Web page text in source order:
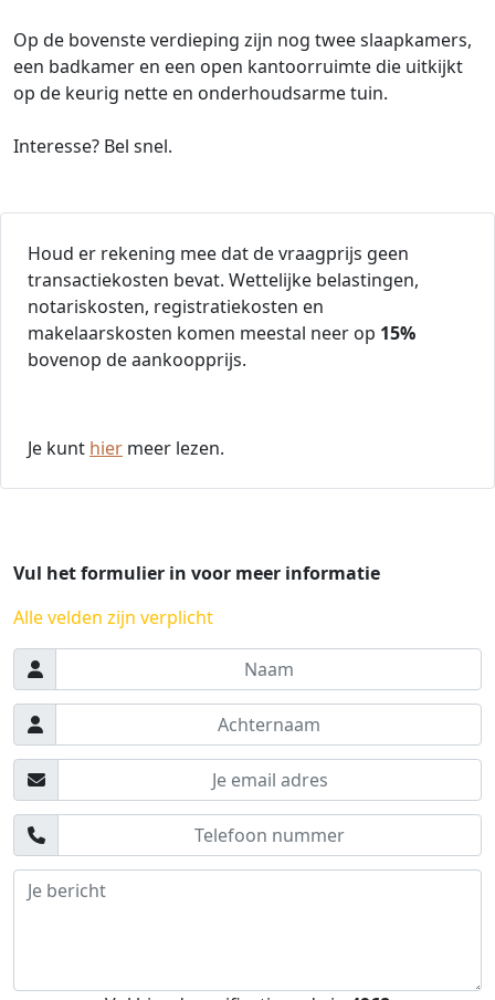
Op de bovenste verdieping zijn nog twee slaapkamers,
een badkamer en een open kantoorruimte die uitkijkt
op de keurig nette en onderhoudsarme tuin.
Interesse? Bel snel.
Houd er rekening mee dat de vraagprijs geen
transactiekosten bevat. Wettelijke belastingen,
notariskosten, registratiekosten en
makelaarskosten komen meestal neer op 15%
bovenop de aankoopprijs.
Je kunt hier meer lezen.
Vul het formulier in voor meer informatie
Alle velden zijn verplicht